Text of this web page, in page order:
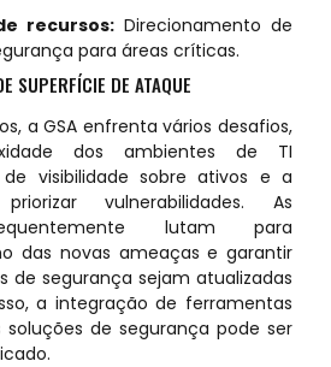
recursos: Direcionamento de
para áreas críticas.
SUPERFÍCIE DE ATAQUE
a GSA enfrenta vários desafios,
dos ambientes de TI
visibilidade sobre ativos e a
vulnerabilidades. As
lutam para
das novas ameaças e garantir
de segurança sejam atualizadas
a integração de ferramentas
de segurança pode ser